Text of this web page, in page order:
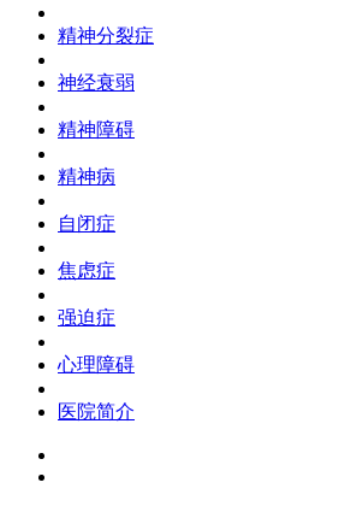
精神分裂症
神经衰弱
精神障碍
精神病
自闭症
焦虑症
强迫症
心理障碍
医院简介